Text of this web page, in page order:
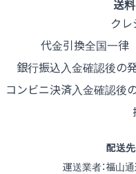
送
ク
代金引換全国一律
銀行振込入金確認後の
コンビニ決済入金確認後
配送
運送業者：福山